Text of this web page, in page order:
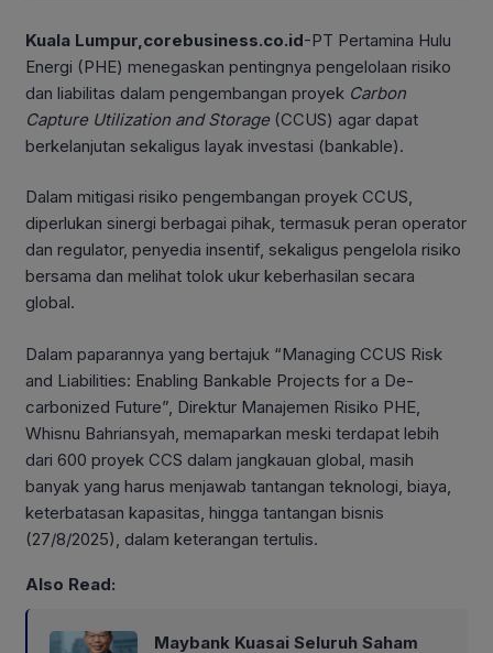
Kuala Lumpur,corebusiness.co.id-PT Pertamina Hulu
Energi (PHE) menegaskan pentingnya pengelolaan risiko
dan liabilitas dalam pengembangan proyek Carbon
Capture Utilization and Storage(CCUS) agar dapat
berkelanjutan sekaligus layak investasi (bankable).
Dalam mitigasi risiko pengembangan proyek CCUS,
diperlukan sinergi berbagai pihak, termasuk peran operator
dan regulator, penyedia insentif, sekaligus pengelola risiko
bersama dan melihat tolok ukur keberhasilan secara
global.
Dalam paparannya yang bertajuk “Managing CCUS Risk
and Liabilities: Enabling Bankable Projects for a De-
carbonized Future”, Direktur Manajemen Risiko PHE,
Whisnu Bahriansyah, memaparkan meski terdapat lebih
dari 600 proyek CCS dalam jangkauan global, masih
banyak yang harus menjawab tantangan teknologi, biaya,
keterbatasan kapasitas, hingga tantangan bisnis
(27/8/2025), dalam keterangan tertulis.
Also Read:
Maybank Kuasai Seluruh Saham